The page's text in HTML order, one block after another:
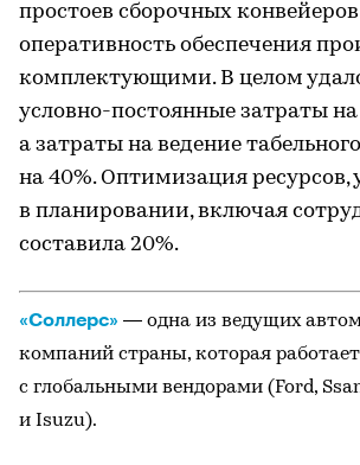
простоев сборочных
оперативность обеспечения
комплектующими. В целом
условно-постоянные затраты на
а затраты на ведение
на 40%. Оптимизация
в планировании, включая
составила 20%.
«Соллерс» — одна из ведущих
компаний страны, которая
с глобальными вендорами (Ford,
и Isuzu).